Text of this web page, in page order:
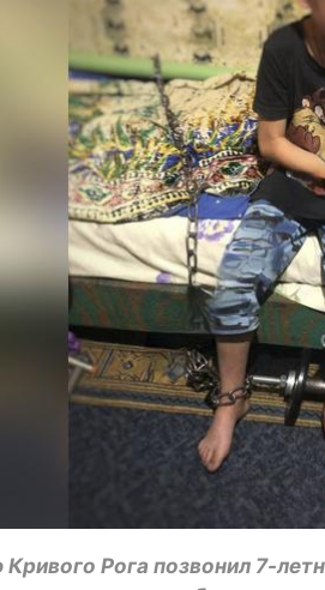
Рога позвонил 7-